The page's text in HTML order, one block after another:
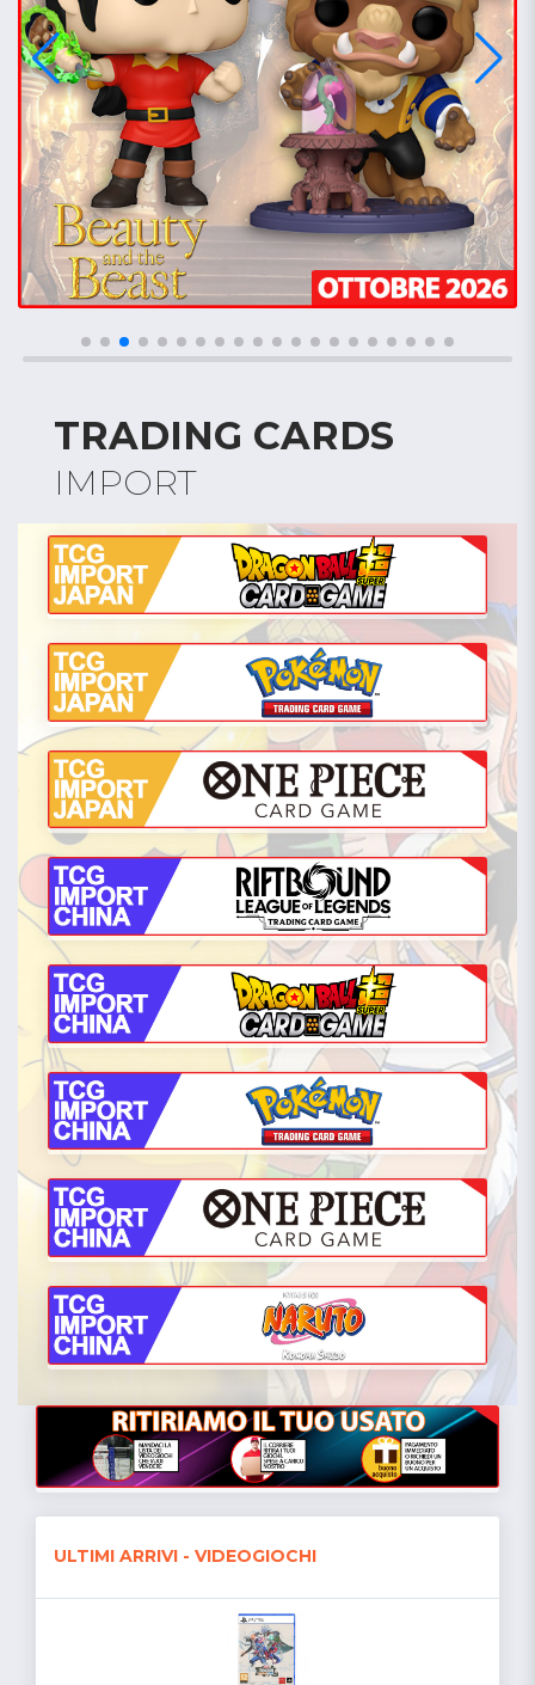
TRADING CARDS
IMPORT
ULTIMI ARRIVI - VIDEOGIOCHI